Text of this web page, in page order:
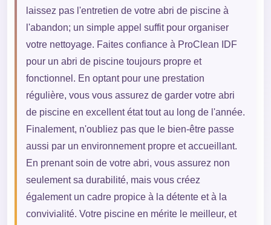
laissez pas l'entretien de votre abri de piscine à
l'abandon; un simple appel suffit pour organiser
votre nettoyage. Faites confiance à ProClean IDF
pour un abri de piscine toujours propre et
fonctionnel. En optant pour une prestation
régulière, vous vous assurez de garder votre abri
de piscine en excellent état tout au long de l'année.
Finalement, n'oubliez pas que le bien-être passe
aussi par un environnement propre et accueillant.
En prenant soin de votre abri, vous assurez non
seulement sa durabilité, mais vous créez
également un cadre propice à la détente et à la
convivialité. Votre piscine en mérite le meilleur, et